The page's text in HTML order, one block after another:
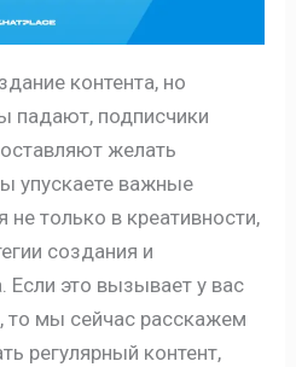
контента, но
падают, подписчики
желать
упускаете важные
не только в креативности,
создания и
Если это вызывает у вас
то мы сейчас расскажем
регулярный контент,